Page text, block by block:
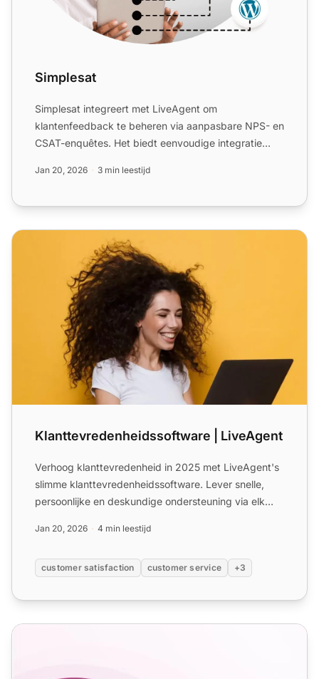
Simplesat
Simplesat integreert met LiveAgent om
klantenfeedback te beheren via aanpasbare NPS- en
CSAT-enquêtes. Het biedt eenvoudige integratie
Jan 20, 2026 3 min leestijd
Klanttevredenheidssoftware | LiveAgent
Klanttevredenheidssoftware | LiveAgent
Verhoog klanttevredenheid in 2025 met LiveAgent's
slimme klanttevredenheidssoftware. Lever snelle,
persoonlijke en deskundige ondersteuning via elk
Jan 20, 2026 4 min leestijd
customer satisfaction customer service +3
Feedback E-mailsjablonen